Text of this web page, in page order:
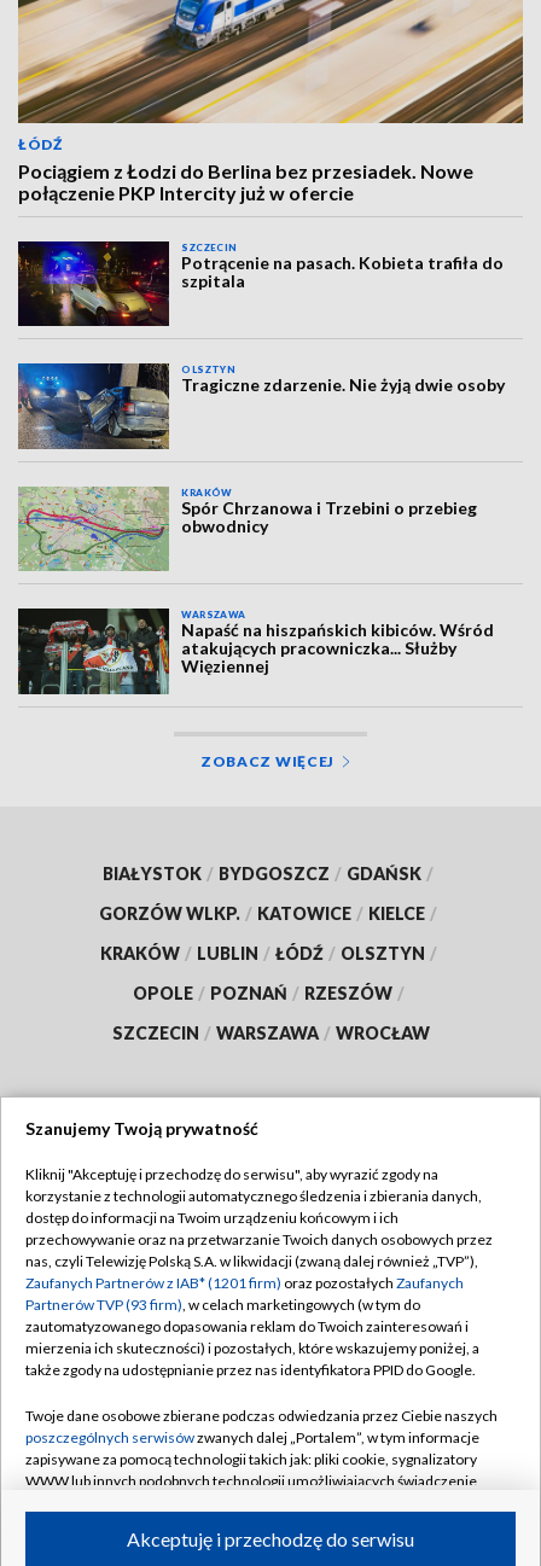
ŁÓDŹ
Pociągiem z Łodzi do Berlina bez przesiadek. Nowe
połączenie PKP Intercity już w ofercie
SZCZECIN
Potrącenie na pasach. Kobieta trafiła do
szpitala
OLSZTYN
Tragiczne zdarzenie. Nie żyją dwie osoby
KRAKÓW
Spór Chrzanowa i Trzebini o przebieg
obwodnicy
WARSZAWA
Napaść na hiszpańskich kibiców. Wśród
atakujących pracowniczka... Służby
Więziennej
ZOBACZ WIĘCEJ
BIAŁYSTOK / BYDGOSZCZ / GDAŃSK /
GORZÓW WLKP. / KATOWICE / KIELCE /
KRAKÓW / LUBLIN / ŁÓDŹ / OLSZTYN /
OPOLE / POZNAŃ / RZESZÓW /
SZCZECIN / WARSZAWA / WROCŁAW
TVP
Abonament TVP
Emisja w TVP
Centrum informacji TVP
Naziemna Telewizja Cyfrowa
Rada Programowa
System NOS
Informacje o nadawcy
Program dla prasy
Regulamin TVP
Polityka prywatności
Moje zgody
Pomoc
Kontakt
Kanały
Szanujemy Twoją prywatność
Kliknij "Akceptuję i przechodzę do serwisu", aby wyrazić zgody na
korzystanie z technologii automatycznego śledzenia i zbierania danych,
dostęp do informacji na Twoim urządzeniu końcowym i ich
przechowywanie oraz na przetwarzanie Twoich danych osobowych przez
nas, czyli Telewizję Polską S.A. w likwidacji (zwaną dalej również „TVP”),
Zaufanych Partnerów z IAB* (1201 firm) oraz pozostałych Zaufanych
Partnerów TVP (93 firm), w celach marketingowych (w tym do
zautomatyzowanego dopasowania reklam do Twoich zainteresowań i
mierzenia ich skuteczności) i pozostałych, które wskazujemy poniżej, a
także zgody na udostępnianie przez nas identyfikatora PPID do Google.
Twoje dane osobowe zbierane podczas odwiedzania przez Ciebie naszych
poszczególnych serwisówzwanych dalej „Portalem”, w tym informacje
zapisywane za pomocą technologii takich jak: pliki cookie, sygnalizatory
WWW lub innych podobnych technologii umożliwiających świadczenie
ruchu w Internecie.Akceptuję i przechodzę do serwisu